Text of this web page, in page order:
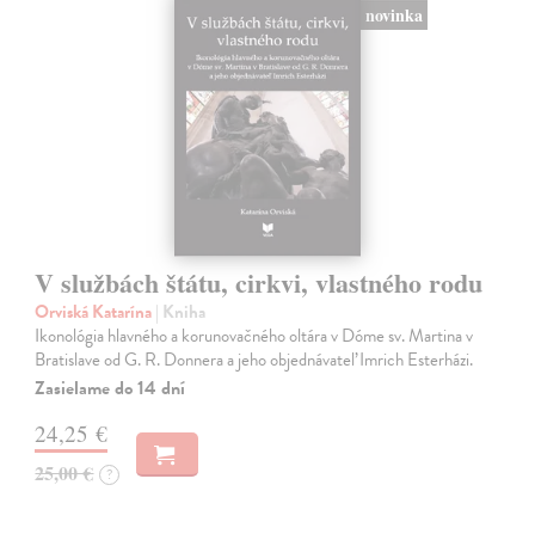
novinka
V službách štátu, cirkvi, vlastného rodu
Orviská Katarína| Kniha
Ikonológia hlavného a korunovačného oltára v Dóme sv. Martina v
Bratislave od G. R. Donnera a jeho objednávateľ Imrich Esterházi.
Zasielame do 14 dní
24,25 €
25,00 € ?